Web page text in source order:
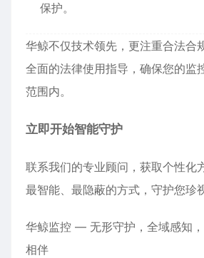
保护。
华鲸不仅技术领先，更注重合法合
全面的法律使用指导，确保您的监
范围内。
立即开始智能守护
联系我们的专业顾问，获取个性化
最智能、最隐蔽的方式，守护您珍
华鲸监控 — 无形守护，全域感知
相伴